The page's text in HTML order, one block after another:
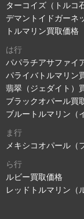
ターコイズ（トルコ
デマントイドガーネ
トルマリン買取価格
は行
パパラチアサファイ
パライバトルマリン
翡翠（ジェダイト）
ブラックオパール買
ブルートルマリン（
ま行
メキシコオパール（
ら行
ルビー買取価格
レッドトルマリン（